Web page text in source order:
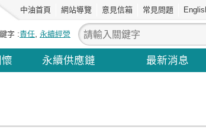
中油首頁 網站導覽 意見信箱 常見問題
字 責任 永續經營
永續供應鏈 最新消息